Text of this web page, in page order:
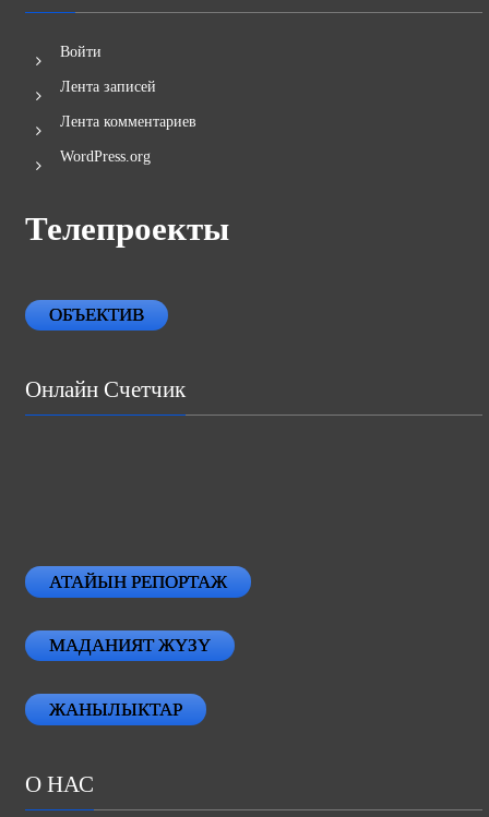
Войти
Лента записей
Лента комментариев
WordPress.org
Телепроекты
ОБЪЕКТИВ
Онлайн Счетчик
АТАЙЫН РЕПОРТАЖ
МАДАНИЯТ ЖҮЗҮ
ЖАНЫЛЫКТАР
О НАС